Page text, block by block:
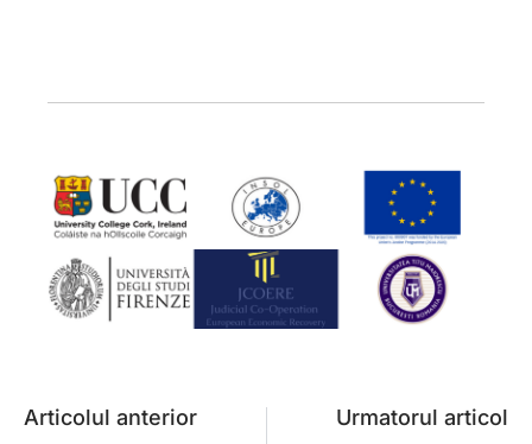
Articolul anterior Urmatorul articol